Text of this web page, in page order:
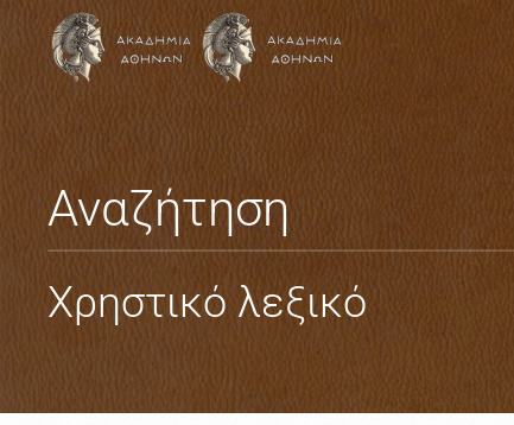
Skip to main content
Αναζήτηση
Χρηστικό λεξικό